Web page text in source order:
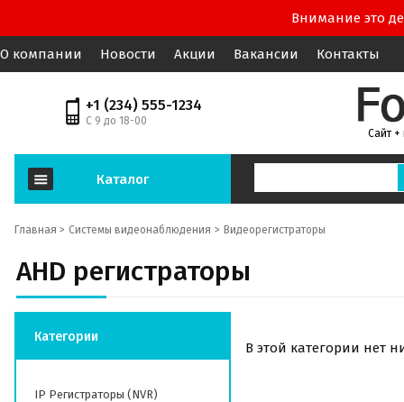
Внимание это
О компании Новости Акции Вакансии Контакты
+1 (234) 555-1234
С 9 до 18-00
Сайт +
Каталог
Главная > Системы видеонаблюдения Видеорегистраторы
AHD регистраторы
Категории
IP Регистраторы (NVR)
В этой категории нет